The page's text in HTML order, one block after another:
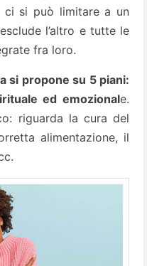
ci si può limitare a un
l’altro e tutte le
fra loro.
si propone su 5 piani:
ed emozionale.
riguarda la cura del
alimentazione, il